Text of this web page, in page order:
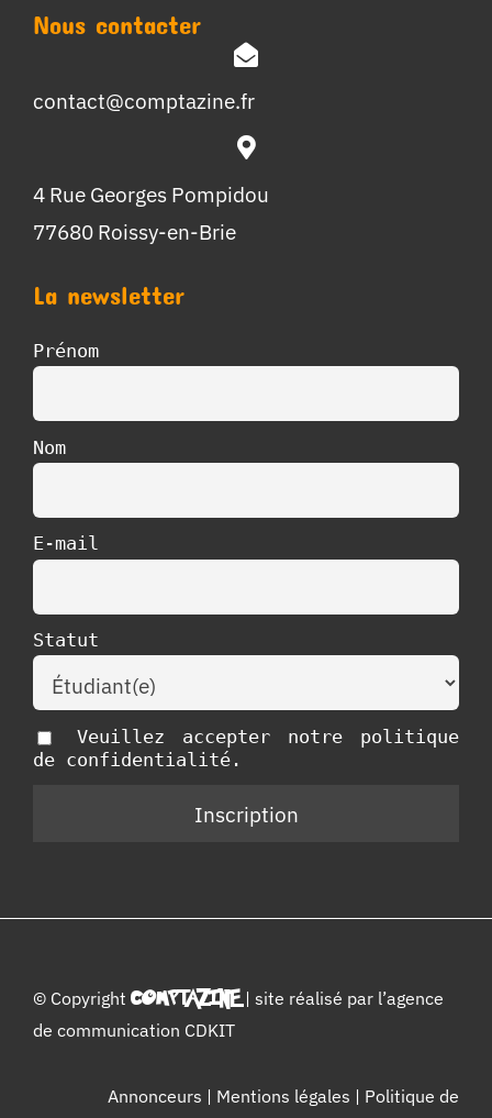
Nous contacter
contact@comptazine.fr
4 Rue Georges Pompidou
77680 Roissy-en-Brie
La newsletter
Prénom
Nom
E-mail
Statut
Veuillez accepter notre politique
de confidentialité.
© Copyright COMPTAZINE| site réalisé par l’agence
de communication CDKIT
Annonceurs | Mentions légales | Politique de